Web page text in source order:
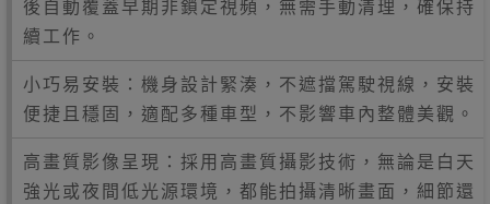
後自動覆蓋早期非鎖定視頻，無需手動清理，確保持
續工作。
小巧易安裝：機身設計緊湊，不遮擋駕駛視線，安裝
便捷且穩固，適配多種車型，不影響車內整體美觀。
高畫質影像呈現：採用高畫質攝影技術，無論是白天
強光或夜間低光源環境，都能拍攝清晰畫面，細節還